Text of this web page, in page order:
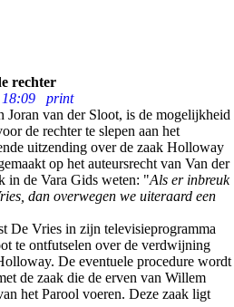
rechter
print
Joran van der Sloot, is de mogelijkheid
de rechter te slepen aan het
uitzending over de zaak Holloway
op het auteursrecht van Van der
in de Vara Gids weten: "Als er inbreuk
dan overwegen we uiteraard een
De Vries in zijn televisieprogramma
te ontfutselen over de verdwijning
De eventuele procedure wordt
de zaak die de erven van Willem
het Parool voeren. Deze zaak ligt